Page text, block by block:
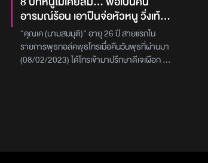
อารมณ์ร้อน เอาปืนจ่อหัวหนู วิ่งเท้า
เปล่าหนีตายออกจากบ้าน ไปขอ
อาศัยอยู่บ้านแฟน มาวันนี้แม่ขอให้
กลับบ้าน ถ้าทุกคนเป็นหนูจะกลับไป
“คุณเค (นามสมมุติ)” อายุ 26 ปี สายแรกใน
รายการพุธทอล์คพุธโทรเมื่อคืนวันพุธที่ผ่านมา
(08/02/2023) ได้โทรเข้ามาปรึกษาดีเจเผือก –
เปลี่ยนไป คุณพ่อไม่มีอาชีพ ปกติแม่จะเป็นคน